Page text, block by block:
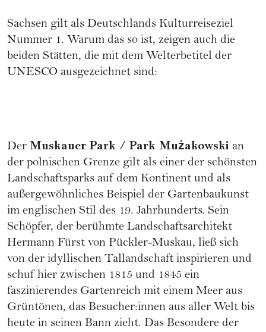
Sachsen gilt als Deutschlands Kulturreiseziel
Nummer 1. Warum das so ist, zeigen auch die
beiden Stätten, die mit dem Welterbetitel der
UNESCO ausgezeichnet sind:
Der Muskauer Park / Park Mużakowski an
der polnischen Grenze gilt als einer der schönsten
Landschaftsparks auf dem Kontinent und als
außergewöhnliches Beispiel der Gartenbaukunst
im englischen Stil des 19. Jahrhunderts. Sein
Schöpfer, der berühmte Landschaftsarchitekt
Hermann Fürst von Pückler-Muskau, ließ sich
von der idyllischen Tallandschaft inspirieren und
schuf hier zwischen 1815 und 1845 ein
faszinierendes Gartenreich mit einem Meer aus
Grüntönen, das Besucher:innen aus aller Welt bis
heute in seinen Bann zieht. Das Besondere der